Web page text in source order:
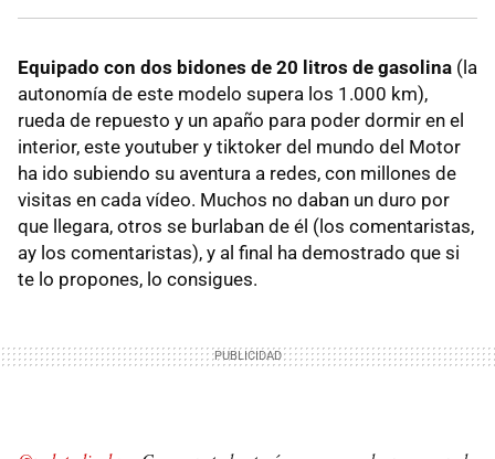
Equipado con dos bidones de 20 litros de gasolina (la
autonomía de este modelo supera los 1.000 km),
rueda de repuesto y un apaño para poder dormir en el
interior, este youtuber y tiktoker del mundo del Motor
ha ido subiendo su aventura a redes, con millones de
visitas en cada vídeo. Muchos no daban un duro por
que llegara, otros se burlaban de él (los comentaristas,
ay los comentaristas), y al final ha demostrado que si
te lo propones, lo consigues.